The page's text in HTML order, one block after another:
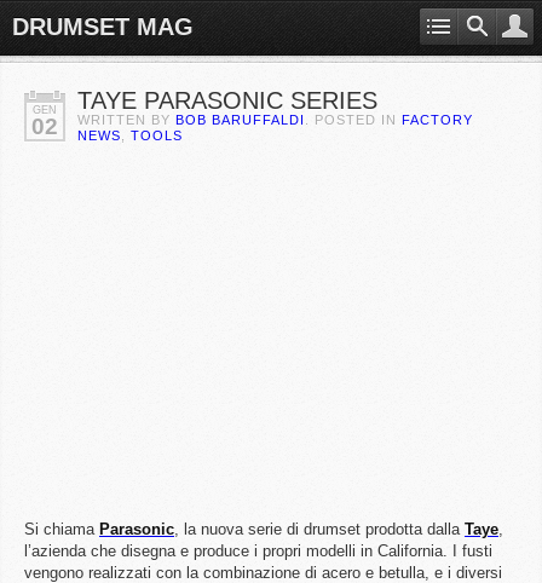
DRUMSET MAG
GEN
02
TAYE PARASONIC SERIES
WRITTEN BY BOB BARUFFALDI . POSTED IN FACTORY
NEWS
TOOLS
Si chiama Parasonic, la nuova serie di drumset prodotta dalla Taye,
l’azienda che disegna e produce i propri modelli in California. I fusti
vengono realizzati con la combinazione di acero e betulla, e i diversi